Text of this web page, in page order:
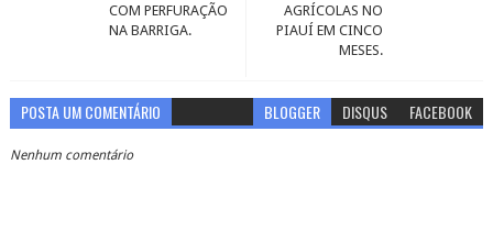
AGRÍCOLAS NO
PIAUÍ EM CINCO
MESES.
COM PERFURAÇÃO
NA BARRIGA.
POSTA UM COMENTÁRIO BLOGGER DISQUS FACEBOOK
Nenhum comentário